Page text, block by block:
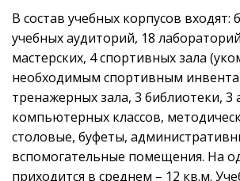
В состав учебных корпусов входят:
учебных аудиторий, 18
мастерских, 4 спортивных зала
необходимым спортивным
тренажерных зала, 3 библиотеки, 3
компьютерных классов,
столовые, буфеты,
вспомогательные помещения. На
приходится в среднем – 12 кв.м.